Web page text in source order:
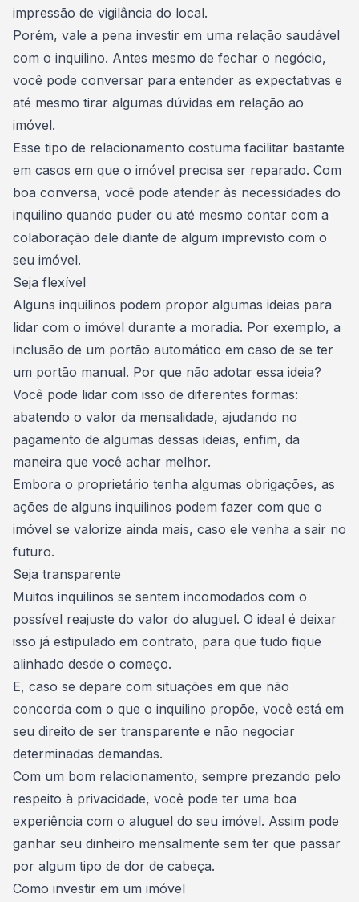
impressão de vigilância do local.
Porém, vale a pena investir em uma relação saudável
com o inquilino. Antes mesmo de fechar o negócio,
você pode conversar para entender as expectativas e
até mesmo tirar algumas dúvidas em relação ao
imóvel.
Esse tipo de relacionamento costuma facilitar bastante
em casos em que o imóvel precisa ser reparado. Com
boa conversa, você pode atender às necessidades do
inquilino quando puder ou até mesmo contar com a
colaboração dele diante de algum imprevisto com o
seu imóvel.
Seja flexível
Alguns inquilinos podem propor algumas ideias para
lidar com o imóvel durante a moradia. Por exemplo, a
inclusão de um portão automático em caso de se ter
um portão manual. Por que não adotar essa ideia?
Você pode lidar com isso de diferentes formas:
abatendo o valor da mensalidade, ajudando no
pagamento de algumas dessas ideias, enfim, da
maneira que você achar melhor.
Embora o proprietário tenha algumas obrigações, as
ações de alguns inquilinos podem fazer com que o
imóvel se valorize ainda mais, caso ele venha a sair no
futuro.
Seja transparente
Muitos inquilinos se sentem incomodados com o
possível reajuste do valor do aluguel. O ideal é deixar
isso já estipulado em contrato, para que tudo fique
alinhado desde o começo.
E, caso se depare com situações em que não
concorda com o que o inquilino propõe, você está em
seu direito de ser transparente e não negociar
determinadas demandas.
Com um bom relacionamento, sempre prezando pelo
respeito à privacidade, você pode ter uma boa
experiência com o aluguel do seu imóvel. Assim pode
ganhar seu dinheiro mensalmente sem ter que passar
por algum tipo de dor de cabeça.
Como investir em um imóvel